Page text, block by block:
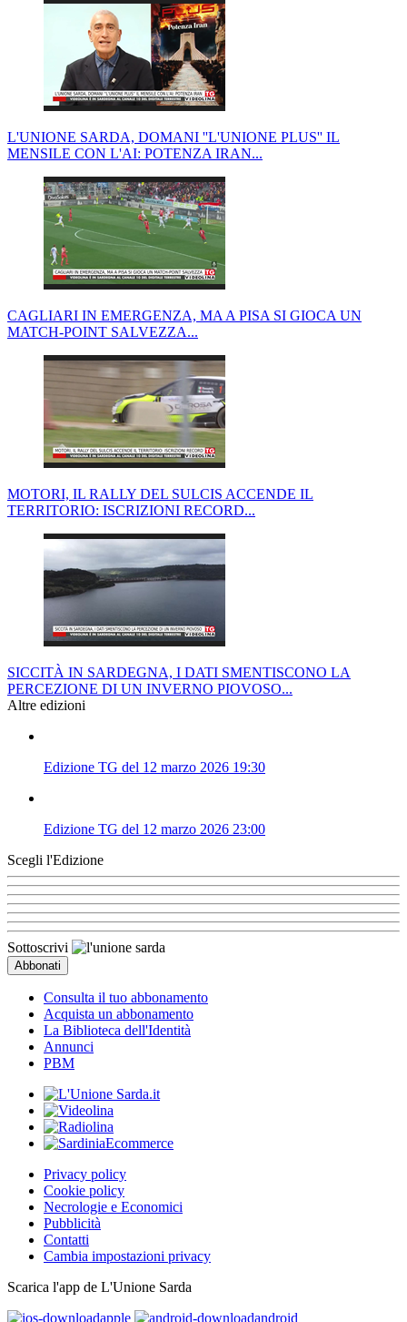
L'UNIONE SARDA, DOMANI ''L'UNIONE PLUS'' IL
MENSILE CON L'AI: POTENZA IRAN...
CAGLIARI IN EMERGENZA, MA A PISA SI GIOCA UN
MATCH-POINT SALVEZZA...
MOTORI, IL RALLY DEL SULCIS ACCENDE IL
TERRITORIO: ISCRIZIONI RECORD...
SICCITÀ IN SARDEGNA, I DATI SMENTISCONO LA
PERCEZIONE DI UN INVERNO PIOVOSO...
Altre edizioni
Edizione TG del 12 marzo 2026 19:30
Edizione TG del 12 marzo 2026 23:00
Scegli l'Edizione
Sottoscrivi
Consulta il tuo abbonamento
Acquista un abbonamento
La Biblioteca dell'Identità
Annunci
PBM
Privacy policy
Cookie policy
Necrologie e Economici
Pubblicità
Contatti
Cambia impostazioni privacy
Scarica l'app de L'Unione Sarda
apple
android